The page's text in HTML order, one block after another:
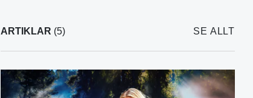
ARTIKLAR (5) SE ALLT